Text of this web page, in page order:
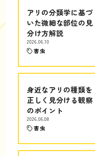
アリの分類学に基づ
いた微細な部位の見
分け方解説
2026.06.10
害虫
身近なアリの種類を
正しく見分ける観察
のポイント
2026.06.08
害虫